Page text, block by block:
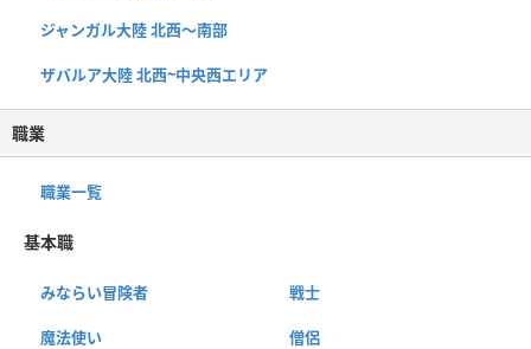
ジャンガル大陸 北西〜南部
ザバルア大陸 北西~中央西エリア
職業
職業一覧
基本職
みならい冒険者 戦士
魔法使い 僧侶